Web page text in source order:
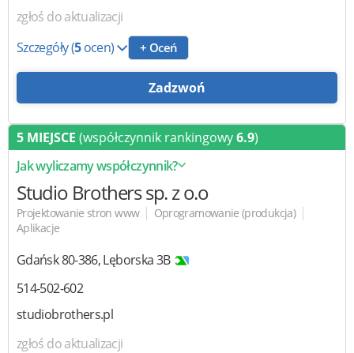
zgłoś do aktualizacji
Szczegóły(5ocen) + Oceń
Zadzwoń
5 MIEJSCE (współczynnik rankingowy6.9)
Jak wyliczamy współczynnik?
Studio Brothers sp. z o.o
Projektowanie stron www | Oprogramowanie (produkcja) |
Aplikacje
Gdańsk80-386,Lęborska 3B
514-502-602
studiobrothers.pl
zgłoś do aktualizacji